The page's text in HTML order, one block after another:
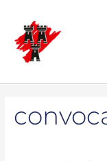
contenu